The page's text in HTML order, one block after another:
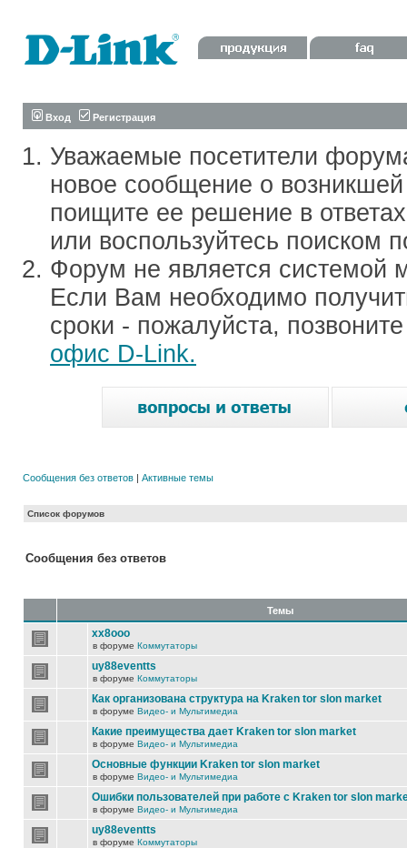
Вход Регистрация
Уважаемые посетители
новое сообщение о
поищите ее решение в
или воспользуйтесь поиском
Форум не является системой
Если Вам необходимо
сроки - пожалуйста,
офис D-Link.
Сообщения без ответов | Активные темы
Список форумов
Сообщения без ответов
Темы
xx8ooo
в форуме Коммутаторы
uy88eventts
в форуме Коммутаторы
Как организована структура на Kraken tor slon market
в форуме Видео- и Мультимедиа
Какие преимущества дает Kraken tor slon market
в форуме Видео- и Мультимедиа
Основные функции Kraken tor slon market
в форуме Видео- и Мультимедиа
Ошибки пользователей при работе с Kraken tor slon
в форуме Видео- и Мультимедиа
uy88eventts
в форуме Коммутаторы